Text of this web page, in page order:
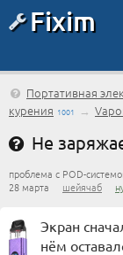
Fixim
Портативная
курения 1001 →
Не
проблема с POD-
28 марта шейячаб
Экран
нём